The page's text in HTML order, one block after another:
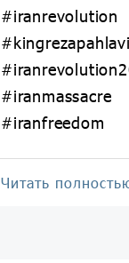
#iranrevolution
#kingrezapahlavi
#iranmassacre
#iranfreedom
Читать